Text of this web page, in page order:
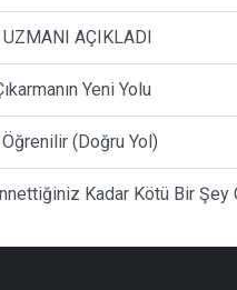
AÇIKLADI
Yeni Yolu
(Doğru Yol)
Kadar Kötü Bir Şey